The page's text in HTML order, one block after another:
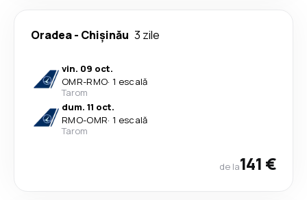
Oradea- Chișinău 3 zile
vin. 09 oct.
OMR-RMO· 1 escală
Tarom
dum. 11 oct.
RMO-OMR· 1 escală
Tarom
de la141 €